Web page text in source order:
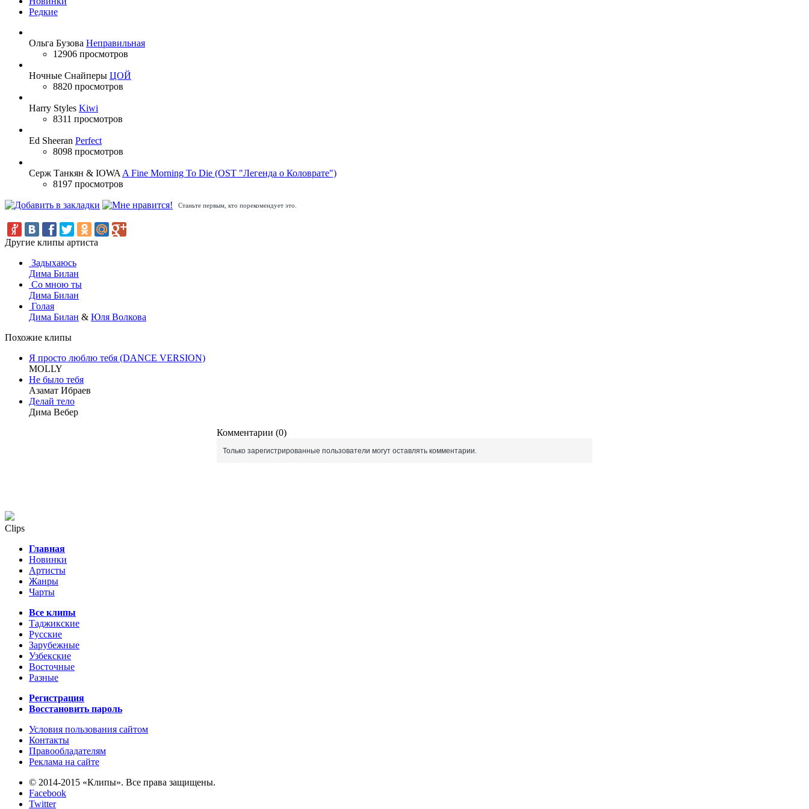
Редкие
Ольга Бузова Неправильная
12906 просмотров
Ночные Снайперы ЦОЙ
8820 просмотров
Harry Styles Kiwi
8311 просмотров
Ed Sheeran Perfect
8098 просмотров
Серж Танкян & IOWA A Fine Morning To Die (OST "Легенда о Коловрате")
8197 просмотров
Станьте первым, кто порекомендует это.
Другие клипы артиста
Задыхаюсь
Дима Билан
Со мною ты
Дима Билан
Голая
Дима Билан & Юля Волкова
Похожие клипы
Я просто люблю тебя (DANCE VERSION)
MOLLY
Не было тебя
Азамат Ибраев
Делай тело
Дима Вебер
Комментарии (0)
Только зарегистрированные пользователи могут оставлять комментарии.
Clips
Главная
Новинки
Артисты
Жанры
Чарты
Все клипы
Таджикские
Русские
Зарубежные
Узбекские
Восточные
Разные
Регистрация
Восстановить пароль
Условия пользования сайтом
Контакты
Правообладателям
Реклама на сайте
© 2014-2015 «Клипы». Все права защищены.
Facebook
Twitter